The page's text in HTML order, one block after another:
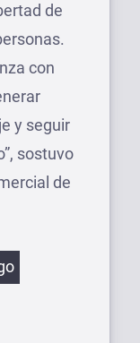
de
con
y seguir
sostuvo
de